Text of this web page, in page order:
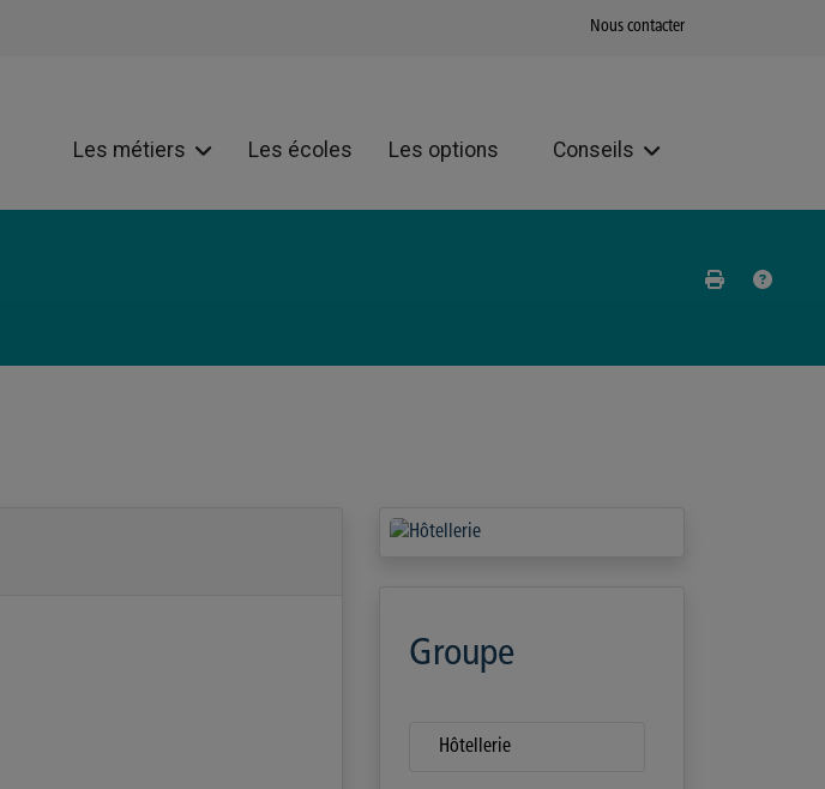
Nous contacter
Les métiers Les écoles Les options Conseils
Groupe
Hôtellerie